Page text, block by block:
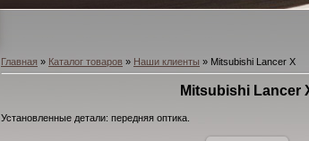
Главная » Каталог товаров » Наши клиенты » Mitsubishi Lancer X
Mitsubishi Lancer
Установленные детали: передняя оптика.